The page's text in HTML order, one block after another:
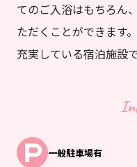
てのご入浴はもちろん
ただくことができます
充実している宿泊施設で
一般駐車場有